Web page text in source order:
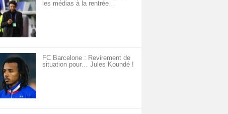
les médias à la rentrée…
FC Barcelone : Revirement de
situation pour… Jules Koundé !